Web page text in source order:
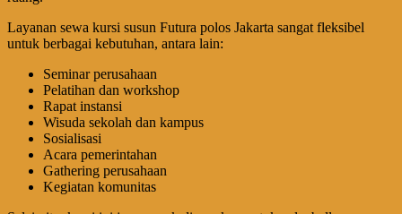
Layanan sewa kursi susun Futura polos Jakarta sangat fleksibel
untuk berbagai kebutuhan, antara lain:
Seminar perusahaan
Pelatihan dan workshop
Rapat instansi
Wisuda sekolah dan kampus
Sosialisasi
Acara pemerintahan
Gathering perusahaan
Kegiatan komunitas